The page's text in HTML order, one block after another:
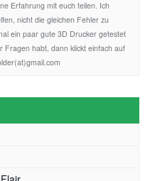
Erfahrung mit euch teilen. Ich
nicht die gleichen Fehler zu
ein paar gute 3D Drucker getestet
habt, dann klickt einfach auf